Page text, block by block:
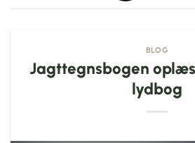
BLOG
Jagttegnsbogen
lydbog